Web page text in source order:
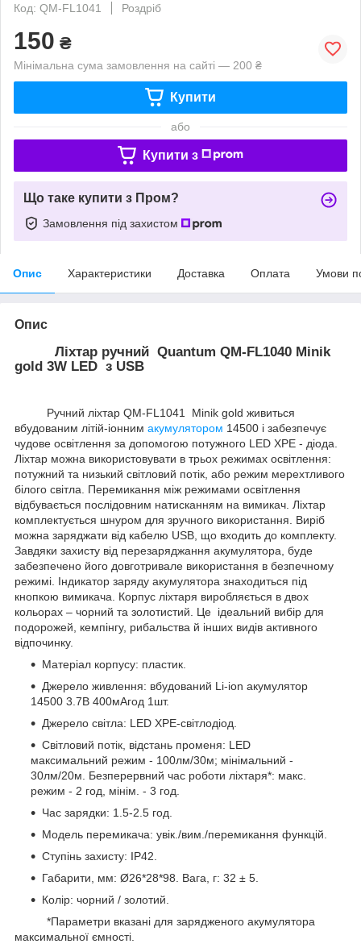
Код: QM-FL1041
Роздріб
150 ₴
Мінімальна сума замовлення на сайті — 200 ₴
Купити
або
Купити з
Що таке купити з Пром?
Замовлення під захистом
Опис Характеристики Доставка Оплата Умови
Опис
Ліхтар ручний Quantum QM-FL1040 Minik
gold 3W LED з USB
Ручний ліхтар QM-FL1041 Minik gold живиться
вбудованим літій-іонним акумулятором 14500 і забезпечує
чудове освітлення за допомогою потужного LED XPE - діода.
Ліхтар можна використовувати в трьох режимах освітлення:
потужний та низький світловий потік, або режим мерехтливого
білого світла. Перемикання між режимами освітлення
відбувається послідовним натисканням на вимикач. Ліхтар
комплектується шнуром для зручного використання. Виріб
можна заряджати від кабелю USB, що входить до комплекту.
Завдяки захисту від перезаряджання акумулятора, буде
забезпечено його довготривале використання в безпечному
режимі. Індикатор заряду акумулятора знаходиться під
кнопкою вимикача. Корпус ліхтаря виробляється в двох
кольорах – чорний та золотистий. Це ідеальний вибір для
подорожей, кемпінгу, рибальства й інших видів активного
відпочинку.
Матеріал корпусу: пластик.
Джерело живлення: вбудований Li-ion акумулятор
14500 3.7В 400мАгод 1шт.
Джерело світла: LED XPE-світлодіод.
Світловий потік, відстань променя: LED
максимальний режим - 100лм/30м; мінімальний -
30лм/20м. Безперервний час роботи ліхтаря*: макс.
режим - 2 год, мінім. - 3 год.
Час зарядки: 1.5-2.5 год.
Модель перемикача: увік./вим./перемикання функцій.
Ступінь захисту: ІР42.
Габарити, мм: Ø26*28*98. Вага, г: 32 ± 5.
Колір: чорний / золотий.
*Параметри вказані для зарядженого акумулятора
максимальної ємності.